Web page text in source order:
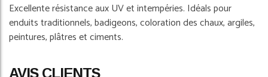
Excellente résistance aux UV et intempéries. Idéals pour
enduits traditionnels, badigeons, coloration des chaux, argiles,
peintures, plâtres et ciments.
AVIS CLIENTS